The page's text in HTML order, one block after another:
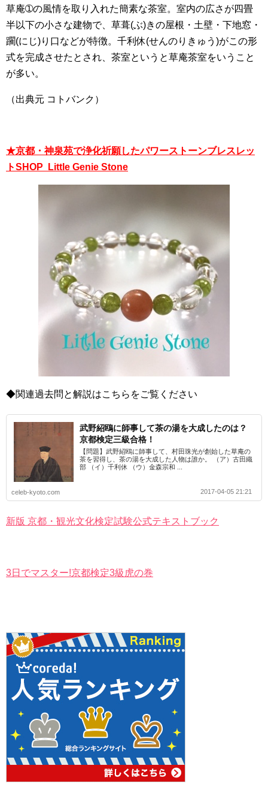
草庵➀の風情を取り入れた簡素な茶室。室内の広さが四畳
半以下の小さな建物で、草葺(ぶ)きの屋根・土壁・下地窓・
躙(にじ)り口などが特徴。千利休(せんのりきゅう)がこの形
式を完成させたとされ、茶室というと草庵茶室をいうこと
が多い。
（出典元 コトバンク）
★京都・神泉苑で浄化祈願したパワーストーンブレスレッ
トSHOP Little Genie Stone
◆関連過去問と解説はこちらをご覧ください
武野紹鴎に師事して茶の湯を大成したのは？
京都検定三級合格！
【問題】武野紹鴎に師事して、村田珠光が創始した草庵の
茶を習得し、茶の湯を大成した人物は誰か。 （ア）古田織
部 （イ）千利休 （ウ）金森宗和 ...
celeb-kyoto.com 2017-04-05 21:21
新版 京都・観光文化検定試験公式テキストブック
3日でマスター!京都検定3級虎の巻